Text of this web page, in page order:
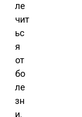
ле
чит
ьс
я
от
бо
ле
зн
и.